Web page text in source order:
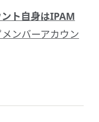
ト自身はIPAM
ンバーアカウン